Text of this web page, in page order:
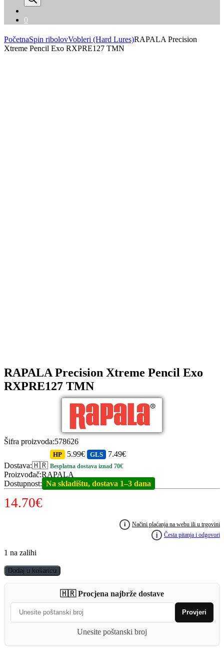
0
PočetnaSpin ribolovVobleri (Hard Lures)RAPALA Precision
Xtreme Pencil Exo RXPRE127 TMN
RAPALA Precision Xtreme Pencil Exo
RXPRE127 TMN
Šifra proizvoda:578626
Dostava:🇭🇷
HP 5.99€ GLS 7.49€
Besplatna dostava iznad 70€
Proizvođač:RAPALA
Dostupnost: Na skladištu, dostava 1–3 dana
14.70€
i
Načini plaćanja na webu ili u trgovini
i
Česta pitanja i odgovori
1 na zalihi
RAPALA
Precision
Xtreme
Exo
RXPRE127
TMN
Dodaj u košaricu
🇭🇷 Procjena najbrže dostave
Provjeri
Unesite poštanski broj